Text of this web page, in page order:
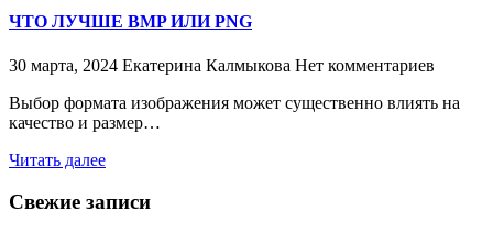
ЧТО ЛУЧШЕ BMP ИЛИ PNG
30 марта, 2024 Екатерина Калмыкова Нет комментариев
Выбор формата изображения может существенно влиять на
качество и размер…
Читать далее
Свежие записи